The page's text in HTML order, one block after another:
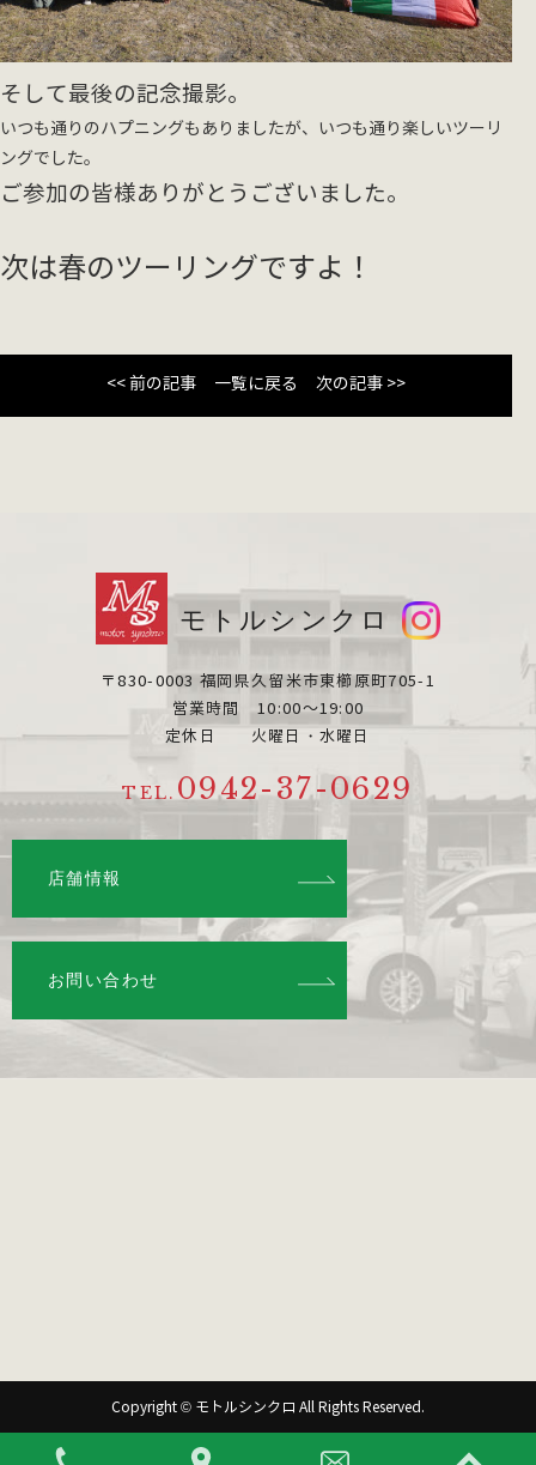
そして最後の記念撮影。
いつも通りのハプニングもありましたが、いつも通り楽しいツーリ
ングでした。
ご参加の皆様ありがとうございました。
次は春のツーリングですよ！
<< 前の記事 一覧に戻る 次の記事 >>
モトルシンクロ
〒830-0003 福岡県久留米市東櫛原町705-1
営業時間 10:00～19:00
定休日 火曜日・水曜日
TEL. 0942-37-0629
店舗情報
お問い合わせ
Copyright © モトルシンクロ All Rights Reserved.